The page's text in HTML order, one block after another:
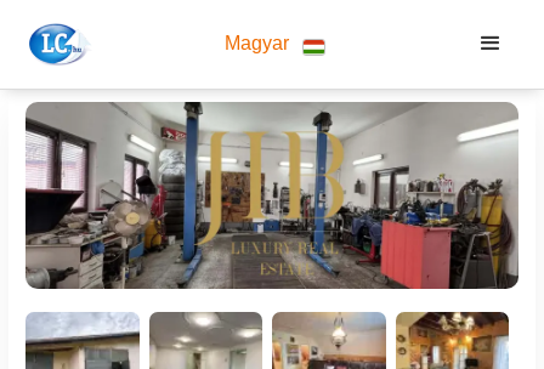
Magyar